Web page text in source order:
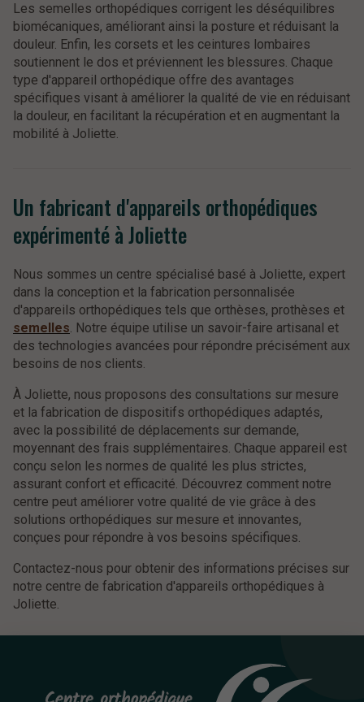
Les semelles orthopédiques corrigent les déséquilibres
biomécaniques, améliorant ainsi la posture et réduisant la
douleur. Enfin, les corsets et les ceintures lombaires
soutiennent le dos et préviennent les blessures. Chaque
type d'appareil orthopédique offre des avantages
spécifiques visant à améliorer la qualité de vie en réduisant
la douleur, en facilitant la récupération et en augmentant la
mobilité à Joliette.
Un fabricant d'appareils orthopédiques
expérimenté à Joliette
Nous sommes un centre spécialisé basé à Joliette, expert
dans la conception et la fabrication personnalisée
d'appareils orthopédiques tels que orthèses, prothèses et
semelles . Notre équipe utilise un savoir-faire artisanal et
des technologies avancées pour répondre précisément aux
besoins de nos clients.
À Joliette, nous proposons des consultations sur mesure
et la fabrication de dispositifs orthopédiques adaptés,
avec la possibilité de déplacements sur demande,
moyennant des frais supplémentaires. Chaque appareil est
conçu selon les normes de qualité les plus strictes,
assurant confort et efficacité. Découvrez comment notre
centre peut améliorer votre qualité de vie grâce à des
solutions orthopédiques sur mesure et innovantes,
conçues pour répondre à vos besoins spécifiques.
Contactez-nous pour obtenir des informations précises sur
notre centre de fabrication d'appareils orthopédiques à
Joliette.